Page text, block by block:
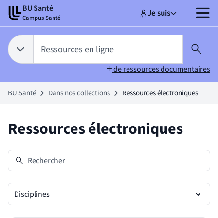
Aller
contenu
Aller
pied
page
BU Santé
Campus Santé Sélectionner un
Ressources en
sélectionné
Je suis MENU
Choix du périmètre de recherche :
RESSOURCES EN LIGNE
sélectionnéTapez votre recherche pour rechercher dans :
Ressources en ligne
de ressources documentaires
BU Santé Dans nos collections Ressources électroniques
Ressources électroniques
Rechercher
Disciplines